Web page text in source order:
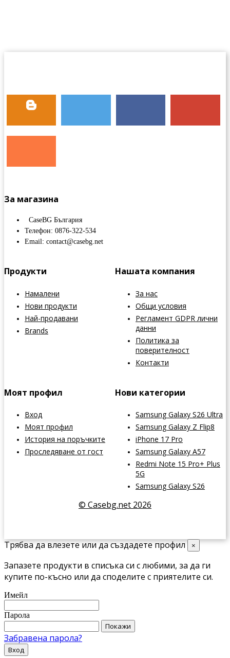
За магазина
CaseBG България
Телефон: 0876-322-534
Email: contact@casebg.net
Продукти
Намалени
Нови продукти
Най-продавани
Brands
Нашата компания
За нас
Общи условия
Регламент GDPR лични
данни
Политика за
поверителност
Контакти
Моят профил
Вход
Моят профил
История на поръчките
Проследяване от гост
Нови категории
Samsung Galaxy S26 Ultra
Samsung Galaxy Z Flip8
iPhone 17 Pro
Samsung Galaxy A57
Redmi Note 15 Pro+ Plus
5G
Samsung Galaxy S26
© Casebg.net 2026
Трябва да влезете или да създадете профил ×
Запазете продукти в списъка си с любими, за да ги
купите по-късно или да споделите с приятелите си.
Имейл
Парола
Покажи
Забравена парола?
Вход